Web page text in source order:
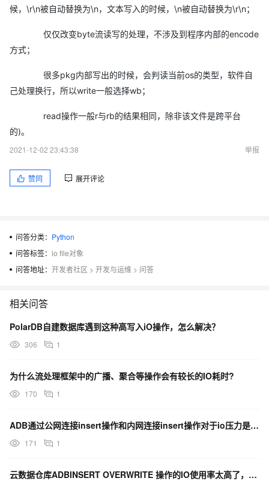
候，\r\n被自动替换为\n，文本写入的时候，\n被自动替换为\r\n；
仅仅改变byte流读写的处理，不涉及到程序内部的encode
方式；
很多pkg内部写出的时候，会判读当前os的类型，软件自
己处理换行，所以write一般选择wb；
read操作一般r与rb的结果相同，除非该文件是跨平台
的)。
2021-12-02 23:43:38
举报
赞同 展开评论
问答分类： Python
问答标签： io file对象
问答地址： 开发者社区 > 开发与运维 > 问答
相关问答
PolarDB自建数据库遇到这种高写入iO操作，怎么解决？
306 1
为什么流处理框架中的广播、聚合等操作会有较长的IO耗时?
170 1
ADB通过公网连接insert操作和内网连接insert操作对于io压力是否有区别
171 1
云数据仓库ADBINSERT OVERWRITE 操作的IO使用率太高了，有啥别的方案吗？